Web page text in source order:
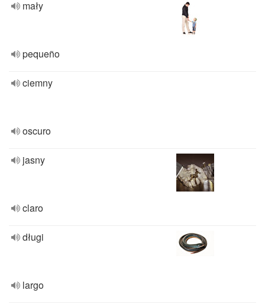
mały
pequeño
ciemny
oscuro
jasny
claro
długi
largo